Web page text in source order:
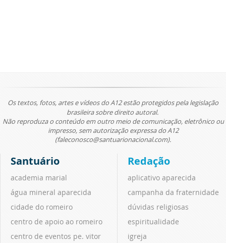
Os textos, fotos, artes e vídeos do A12 estão protegidos pela legislação
brasileira sobre direito autoral.
Não reproduza o conteúdo em outro meio de comunicação, eletrônico ou
impresso, sem autorização expressa do A12
(faleconosco@santuarionacional.com).
Santuário
academia marial
água mineral aparecida
cidade do romeiro
centro de apoio ao romeiro
centro de eventos pe. vitor
Redação
aplicativo aparecida
campanha da fraternidade
dúvidas religiosas
espiritualidade
igreja